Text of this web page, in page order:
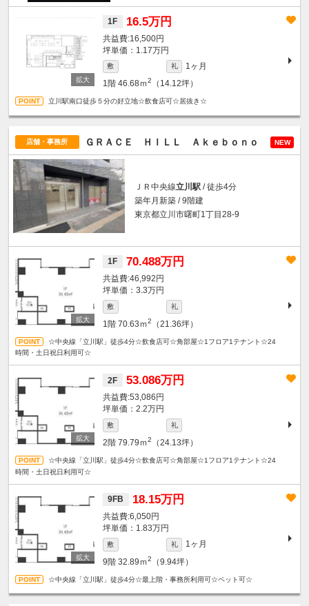
1F 16.5万円
16,500円
坪単価：1.17万円
敷 礼
1ヶ月
1階 46.68ｍ2 （14.12坪）
立川駅南口徒歩５分の好立地☆飲食店可☆居抜き☆
店舗・事務所 ＧＲＡＣＥ ＨＩＬＬ Ａｋｅｂｏｎｏ NEW
ＪＲ中央線立川駅 / 徒歩4分
築年月新築 / 9階建
東京都立川市曙町1丁目28-9
1F 70.488万円
46,992円
坪単価：3.3万円
敷 礼
1階 70.63ｍ2 （21.36坪）
☆中央線「立川駅」徒歩4分☆飲食店可☆角部屋☆1フロア1テナント☆24
時間・土日祝日利用可☆
2F 53.086万円
53,086円
坪単価：2.2万円
敷 礼
2階 79.79ｍ2 （24.13坪）
☆中央線「立川駅」徒歩4分☆飲食店可☆角部屋☆1フロア1テナント☆24
時間・土日祝日利用可☆
9FB 18.15万円
6,050円
坪単価：1.83万円
敷 礼
1ヶ月
9階 32.89ｍ2 （9.94坪）
☆中央線「立川駅」徒歩4分☆最上階・事務所利用可☆ペット可☆